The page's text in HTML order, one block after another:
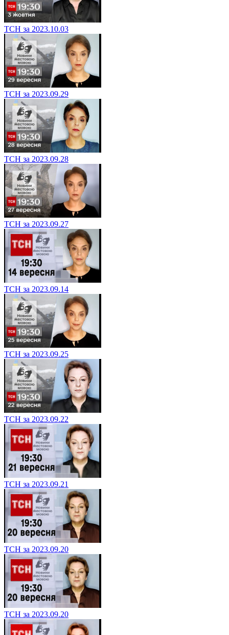
ТСН за 2023.10.03
ТСН за 2023.09.29
ТСН за 2023.09.28
ТСН за 2023.09.27
ТСН за 2023.09.14
ТСН за 2023.09.25
ТСН за 2023.09.22
ТСН за 2023.09.21
ТСН за 2023.09.20
ТСН за 2023.09.20